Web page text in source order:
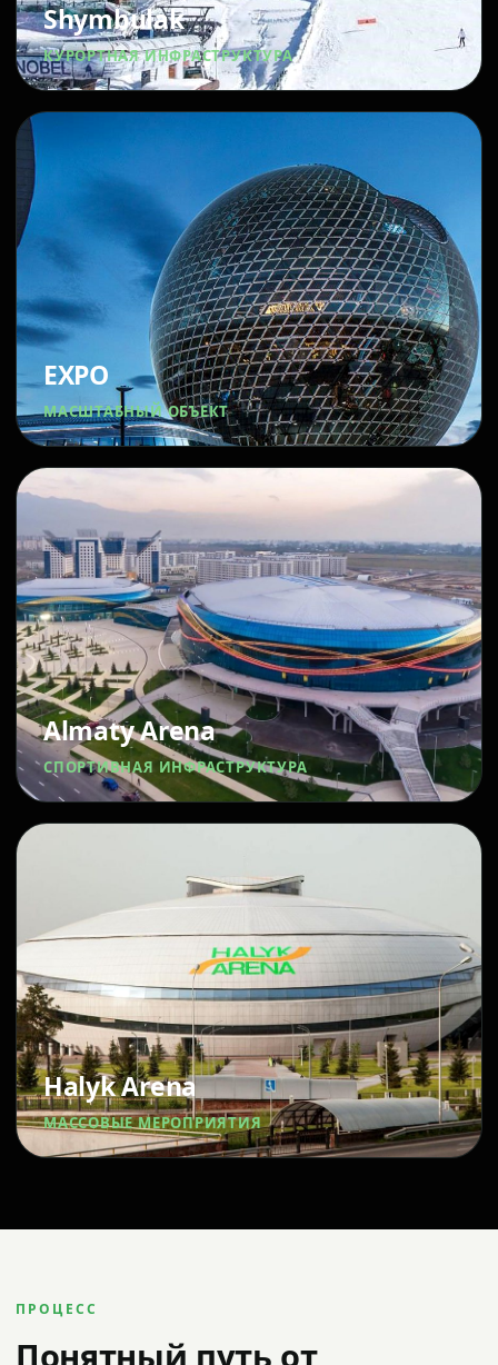
Shymbulak
КУРОРТНАЯ ИНФРАСТРУКТУРА
EXPO
МАСШТАБНЫЙ ОБЪЕКТ
Almaty Arena
СПОРТИВНАЯ ИНФРАСТРУКТУРА
Halyk Arena
МАССОВЫЕ МЕРОПРИЯТИЯ
ПРОЦЕСС
Понятный путь от